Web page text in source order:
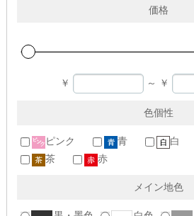
価格
￥ ～ ￥
色個性
ピンク 青 白
茶
赤
メイン地色